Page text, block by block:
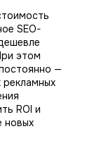
SEO-
этом
—
ROI и
новых